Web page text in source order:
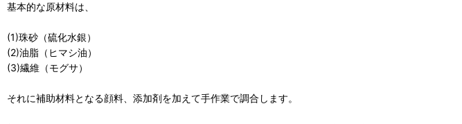
基本的な原材料は、
(1)珠砂（硫化水銀）
(2)油脂（ヒマシ油）
(3)繊維（モグサ）
それに補助材料となる顔料、添加剤を加えて手作業で調合します。